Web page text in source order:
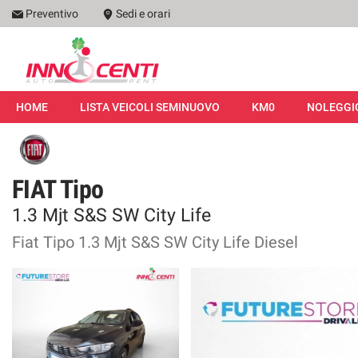
HOME
LISTA VEICOLI SEMINUOVO
KM0
NOLEGGIO
PROMOZIONI
ASSISTENZA
Preventivo Sedi e orari
HOME LISTA VEICOLI SEMINUOVO KM0
FIAT Tipo
1.3 Mjt S&S SW City Life
Fiat Tipo 1.3 Mjt S&S SW City Life Diesel
Le
preferenze
di
consenso
Il
seguente
pannello
consente
esprimere
le
tue
di
tecnologie